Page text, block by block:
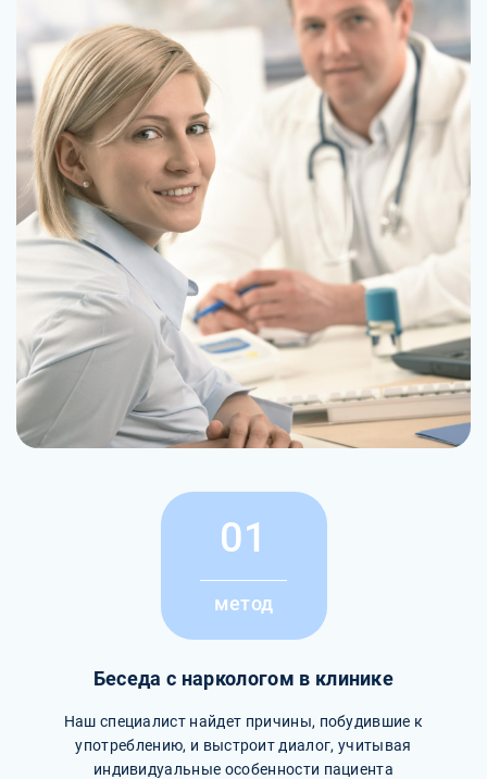
01
метод
Беседа с наркологом в клинике
Наш специалист найдет причины, побудившие к
употреблению, и выстроит диалог, учитывая
индивидуальные особенности пациента